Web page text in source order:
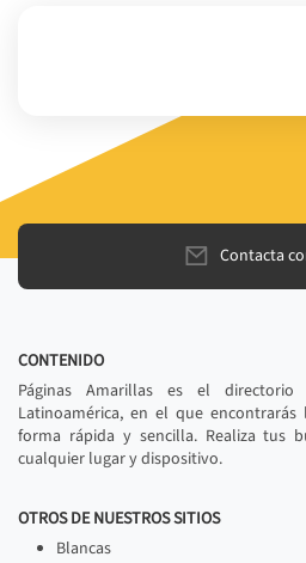
Contacta
CONTENIDO
Páginas Amarillas es el
Latinoamérica, en el que
forma rápida y sencilla. Realiza tus
cualquier lugar y dispositivo.
OTROS DE NUESTROS SITIOS
Blancas